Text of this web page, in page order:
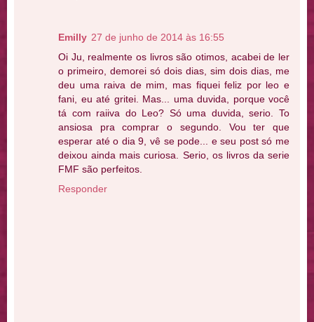
Emilly 27 de junho de 2014 às 16:55
Oi Ju, realmente os livros são otimos, acabei de ler
o primeiro, demorei só dois dias, sim dois dias, me
deu uma raiva de mim, mas fiquei feliz por leo e
fani, eu até gritei. Mas... uma duvida, porque você
tá com raiiva do Leo? Só uma duvida, serio. To
ansiosa pra comprar o segundo. Vou ter que
esperar até o dia 9, vê se pode... e seu post só me
deixou ainda mais curiosa. Serio, os livros da serie
FMF são perfeitos.
Responder